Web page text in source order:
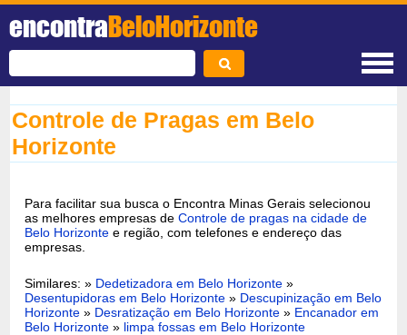
encontraBeloHorizonte
Controle de Pragas em Belo
Horizonte
Para facilitar sua busca o Encontra Minas Gerais selecionou
as melhores empresas deControle de pragas na cidade de
Belo Horizonte e região, com telefones e endereço das
empresas.
Similares: » Dedetizadora em Belo Horizonte »
Desentupidoras em Belo Horizonte » Descupinização em Belo
Horizonte » Desratização em Belo Horizonte » Encanador em
Belo Horizonte » limpa fossas em Belo Horizonte